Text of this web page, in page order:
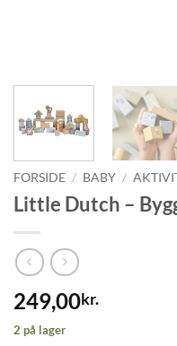
FORSIDE / BABY /
Little Dutch –
249,00kr.
2 på lager